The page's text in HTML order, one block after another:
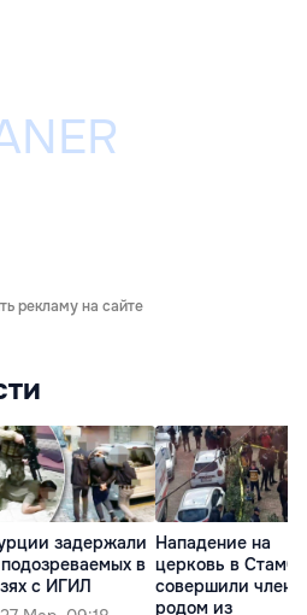
рекламу на сайте
задержали
подозреваемых в
с ИГИЛ
Нападение на
церковь в
совершили
родом из